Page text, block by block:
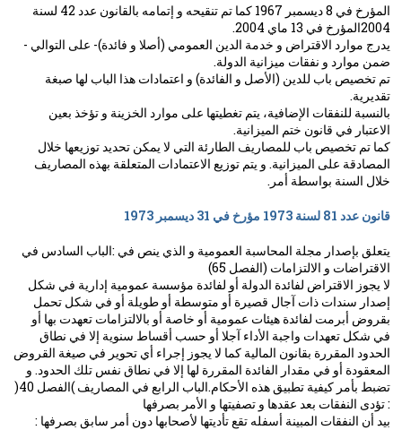
المؤرخ في 8 ديسمبر 1967 كما تم تنقيحه و إتمامه بالقانون عدد 42 لسنة
2004المؤرخ في 13 ماي 2004.
يدرج موارد الاقتراض و خدمة الدين العمومي (أصلا و فائدة)- على التوالي -
ضمن موارد و نفقات ميزانية الدولة.
تم تخصيص باب للدين (الأصل و الفائدة) و اعتمادات هذا الباب لها صبغة
تقديرية.
بالنسبة للنفقات الإضافية، يتم تغطيتها على موارد الخزينة و تؤخذ بعين
الاعتبار في قانون ختم الميزانية.
كما تم تخصيص باب للمصاريف الطارئة التي لا يمكن تحديد توزيعها خلال
المصادقة على الميزانية. و يتم توزيع الاعتمادات المتعلقة بهذه المصاريف
خلال السنة بواسطة أمر.
قانون عدد 81 لسنة 1973 مؤرخ في 31 ديسمبر 1973
يتعلق بإصدار مجلة المحاسبة العمومية و الذي ينص في :الباب السادس في
الاقتراضات و الالتزامات (الفصل 65)
لا يجوز الاقتراض لفائدة الدولة أو لفائدة مؤسسة عمومية إدارية في شكل
إصدار سندات ذات آجال قصيرة أو متوسطة أو طويلة أو في شكل تحمل
بقروض أبرمت لفائدة هيئات عمومية أو خاصة أو بالالتزامات تعهدت بها أو
في شكل تعهدات واجبة الأداء آجلا أو حسب أقساط سنوية إلا في نطاق
الحدود المقررة بقانون المالية كما لا يجوز إجراء أي تحوير في صيغة القروض
المعقودة أو في مقدار الفائدة المقررة لها إلا في نطاق نفس تلك الحدود. و
تضبط بأمر كيفية تطبيق هذه الأحكام.الباب الرابع في المصاريف )الفصل 40(
: تؤدى النفقات بعد عقدها و تصفيتها و الأمر بصرفها
بيد أن النفقات المبينة أسفله تقع تأديتها لأصحابها دون أمر سابق بصرفها :